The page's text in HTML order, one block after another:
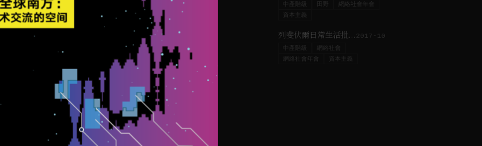
中產階級
網絡社會年會
列斐伏爾日常生活批判｜#9 清理地基積累，時刻與技術宰制的日常生活 2017-10
中產階級
網絡社會
網絡社會年會